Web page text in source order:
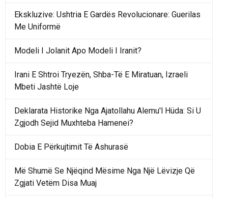
Ekskluzive: Ushtria E Gardës Revolucionare: Guerilas
Me Uniformë
Modeli I Jolanit Apo Modeli I Iranit?
Irani E Shtroi Tryezën, Shba-Të E Miratuan, Izraeli
Mbeti Jashtë Loje
Deklarata Historike Nga Ajatollahu Alemu'l Hüda: Si U
Zgjodh Sejid Muxhteba Hamenei?
Dobia E Përkujtimit Të Ashurasë
Më Shumë Se Njëqind Mësime Nga Një Lëvizje Që
Zgjati Vetëm Disa Muaj